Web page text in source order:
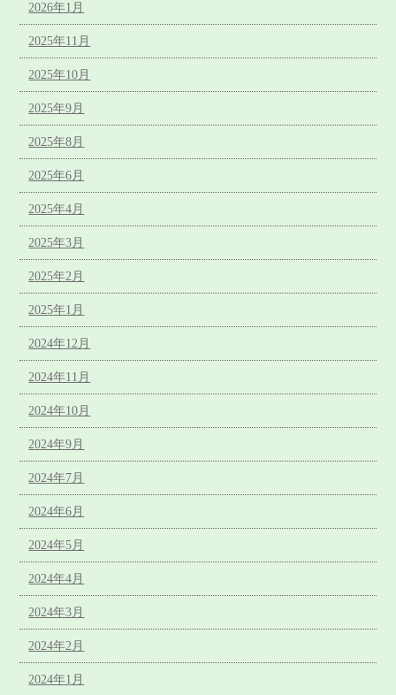
2026年1月
2025年11月
2025年10月
2025年9月
2025年8月
2025年6月
2025年4月
2025年3月
2025年2月
2025年1月
2024年12月
2024年11月
2024年10月
2024年9月
2024年7月
2024年6月
2024年5月
2024年4月
2024年3月
2024年2月
2024年1月